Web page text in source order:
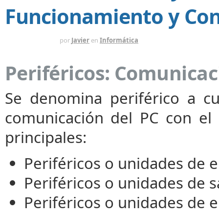
Funcionamiento y
por Javier en Informática
Periféricos:
Se denomina periférico a
comunicación del PC con
principales:
Periféricos o unidades de
Periféricos o unidades de
Periféricos o unidades de